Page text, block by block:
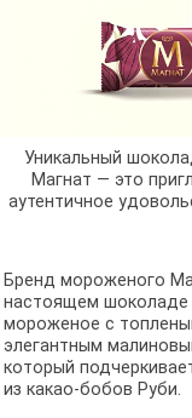
Уникальный
Магнат — это
аутентичное
Бренд мороженого
настоящем шоколаде
мороженое с
элегантным
который
из какао-бобов Руби.